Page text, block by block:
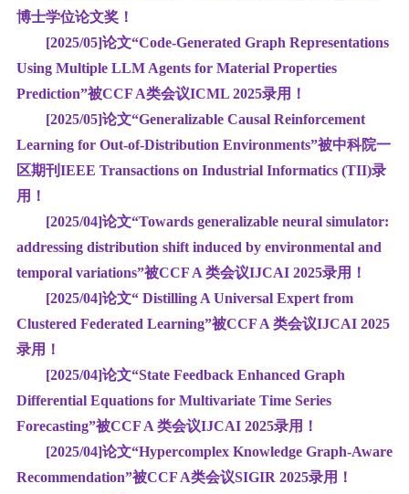
博士学位论文奖！
[2025/05]论文“Code-Generated Graph Representations
Using Multiple LLM Agents for Material Properties
Prediction”被CCF A类会议ICML 2025录用！
[2025/05]论文“Generalizable Causal Reinforcement
Learning for Out-of-Distribution Environments”被中科院一
区期刊 IEEE Transactions on Industrial Informatics (TII)录
用！
[2025/04]论文“Towards generalizable neural simulator:
addressing distribution shift induced by environmental and
temporal variations”被CCF A 类会议IJCAI 2025录用！
[2025/04]论文“ Distilling A Universal Expert from
Clustered Federated Learning”被CCF A 类会议IJCAI 2025
录用！
[2025/04]论文“State Feedback Enhanced Graph
Differential Equations for Multivariate Time Series
Forecasting”被CCF A 类会议IJCAI 2025录用！
[2025/04]论文“Hypercomplex Knowledge Graph-Aware
Recommendation”被CCF A类会议SIGIR 2025录用！